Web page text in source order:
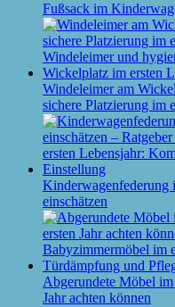
Fußsack im
Windeleimer am
sichere Platzierung im
Kinderwagenfederung
einschätzen
Abgerundete Möbel
Jahr achten können